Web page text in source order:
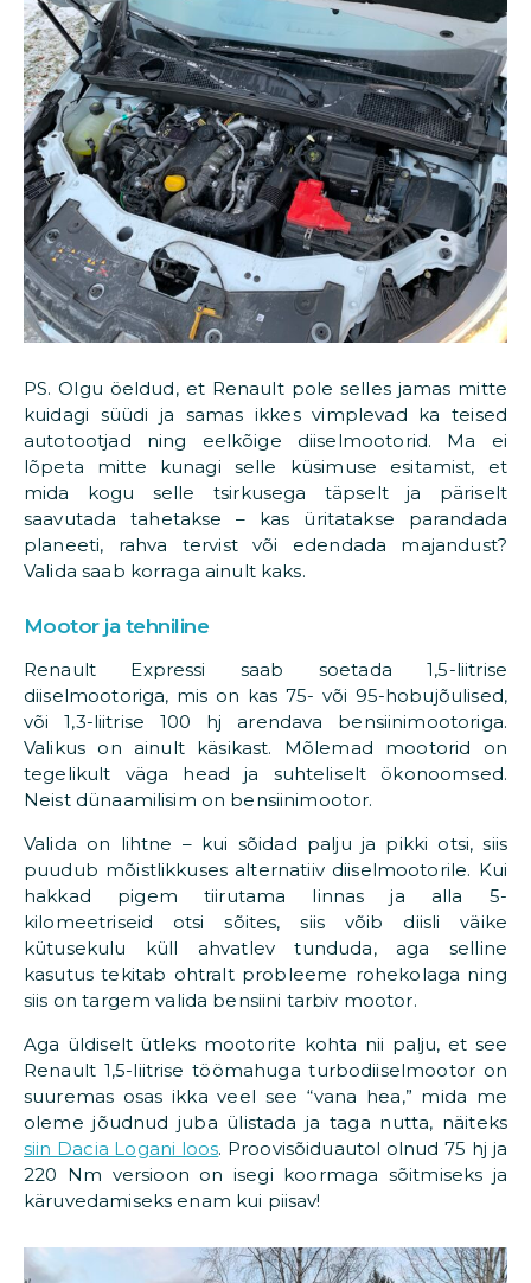
PS. Olgu öeldud, et Renault pole selles jamas mitte
kuidagi süüdi ja samas ikkes vimplevad ka teised
autotootjad ning eelkõige diiselmootorid. Ma ei
lõpeta mitte kunagi selle küsimuse esitamist, et
mida kogu selle tsirkusega täpselt ja päriselt
saavutada tahetakse – kas üritatakse parandada
planeeti, rahva tervist või edendada majandust?
Valida saab korraga ainult kaks.
Mootor ja tehniline
Renault Expressi saab soetada 1,5-liitrise
diiselmootoriga, mis on kas 75- või 95-hobujõulised,
või 1,3-liitrise 100 hj arendava bensiinimootoriga.
Valikus on ainult käsikast. Mõlemad mootorid on
tegelikult väga head ja suhteliselt ökonoomsed.
Neist dünaamilisim on bensiinimootor.
Valida on lihtne – kui sõidad palju ja pikki otsi, siis
puudub mõistlikkuses alternatiiv diiselmootorile. Kui
hakkad pigem tiirutama linnas ja alla 5-
kilomeetriseid otsi sõites, siis võib diisli väike
kütusekulu küll ahvatlev tunduda, aga selline
kasutus tekitab ohtralt probleeme rohekolaga ning
siis on targem valida bensiini tarbiv mootor.
Aga üldiselt ütleks mootorite kohta nii palju, et see
Renault 1,5-liitrise töömahuga turbodiiselmootor on
suuremas osas ikka veel see “vana hea,” mida me
oleme jõudnud juba ülistada ja taga nutta, näiteks
siin Dacia Logani loos. Proovisõiduautol olnud 75 hj ja
220 Nm versioon on isegi koormaga sõitmiseks ja
käruvedamiseks enam kui piisav!